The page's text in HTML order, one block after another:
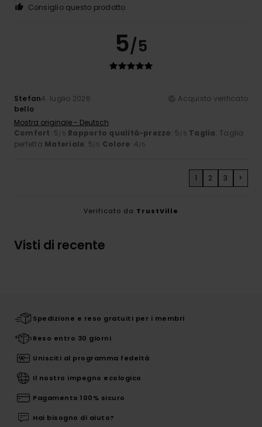
Consiglio questo prodotto
5/5
Stefan4. luglio 2026
Acquisto verificato
bello
Mostra originale - Deutsch
Comfort: 5 /5 Rapporto qualità-prezzo: 5 /5 Taglia: Taglia
perfetta Materiale: 5 /5 Colore: 4 /5
1 2 3 >
Verificato da TrustVille
Visti di recente
Spedizione e reso gratuiti per i membri
Reso entro 30 giorni
Unisciti al programma fedeltà
Il nostro impegno ecologico
Pagamento 100% sicuro
Hai bisogno di aiuto?